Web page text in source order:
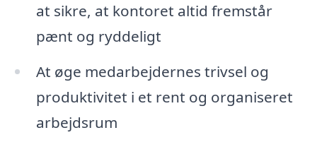
at sikre, at kontoret altid fremstår
pænt og ryddeligt
At øge medarbejdernes trivsel og
produktivitet i et rent og organiseret
arbejdsrum